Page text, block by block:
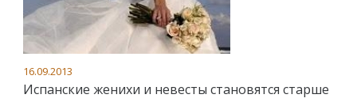
16.09.2013
Испанские женихи и невесты становятся старше